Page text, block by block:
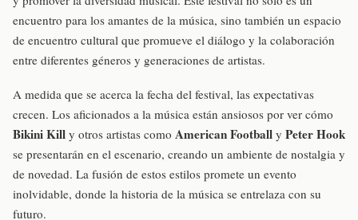
encuentro para los amantes de la música, sino también un espacio
de encuentro cultural que promueve el diálogo y la colaboración
entre diferentes géneros y generaciones de artistas.
A medida que se acerca la fecha del festival, las expectativas
crecen. Los aficionados a la música están ansiosos por ver cómo
Bikini Kill y otros artistas como American Football y Peter Hook
se presentarán en el escenario, creando un ambiente de nostalgia y
de novedad. La fusión de estos estilos promete un evento
inolvidable, donde la historia de la música se entrelaza con su
futuro.